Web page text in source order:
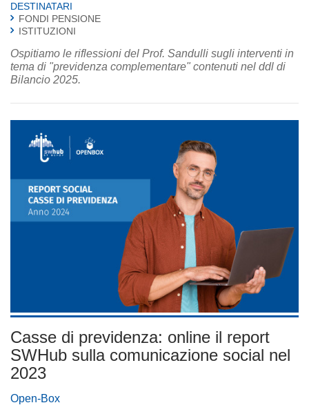
DESTINATARI
FONDI PENSIONE
ISTITUZIONI
Ospitiamo le riflessioni del Prof. Sandulli sugli interventi in
tema di "previdenza complementare" contenuti nel ddl di
Bilancio 2025.
Casse di previdenza: online il report
SWHub sulla comunicazione social nel
2023
Open-Box